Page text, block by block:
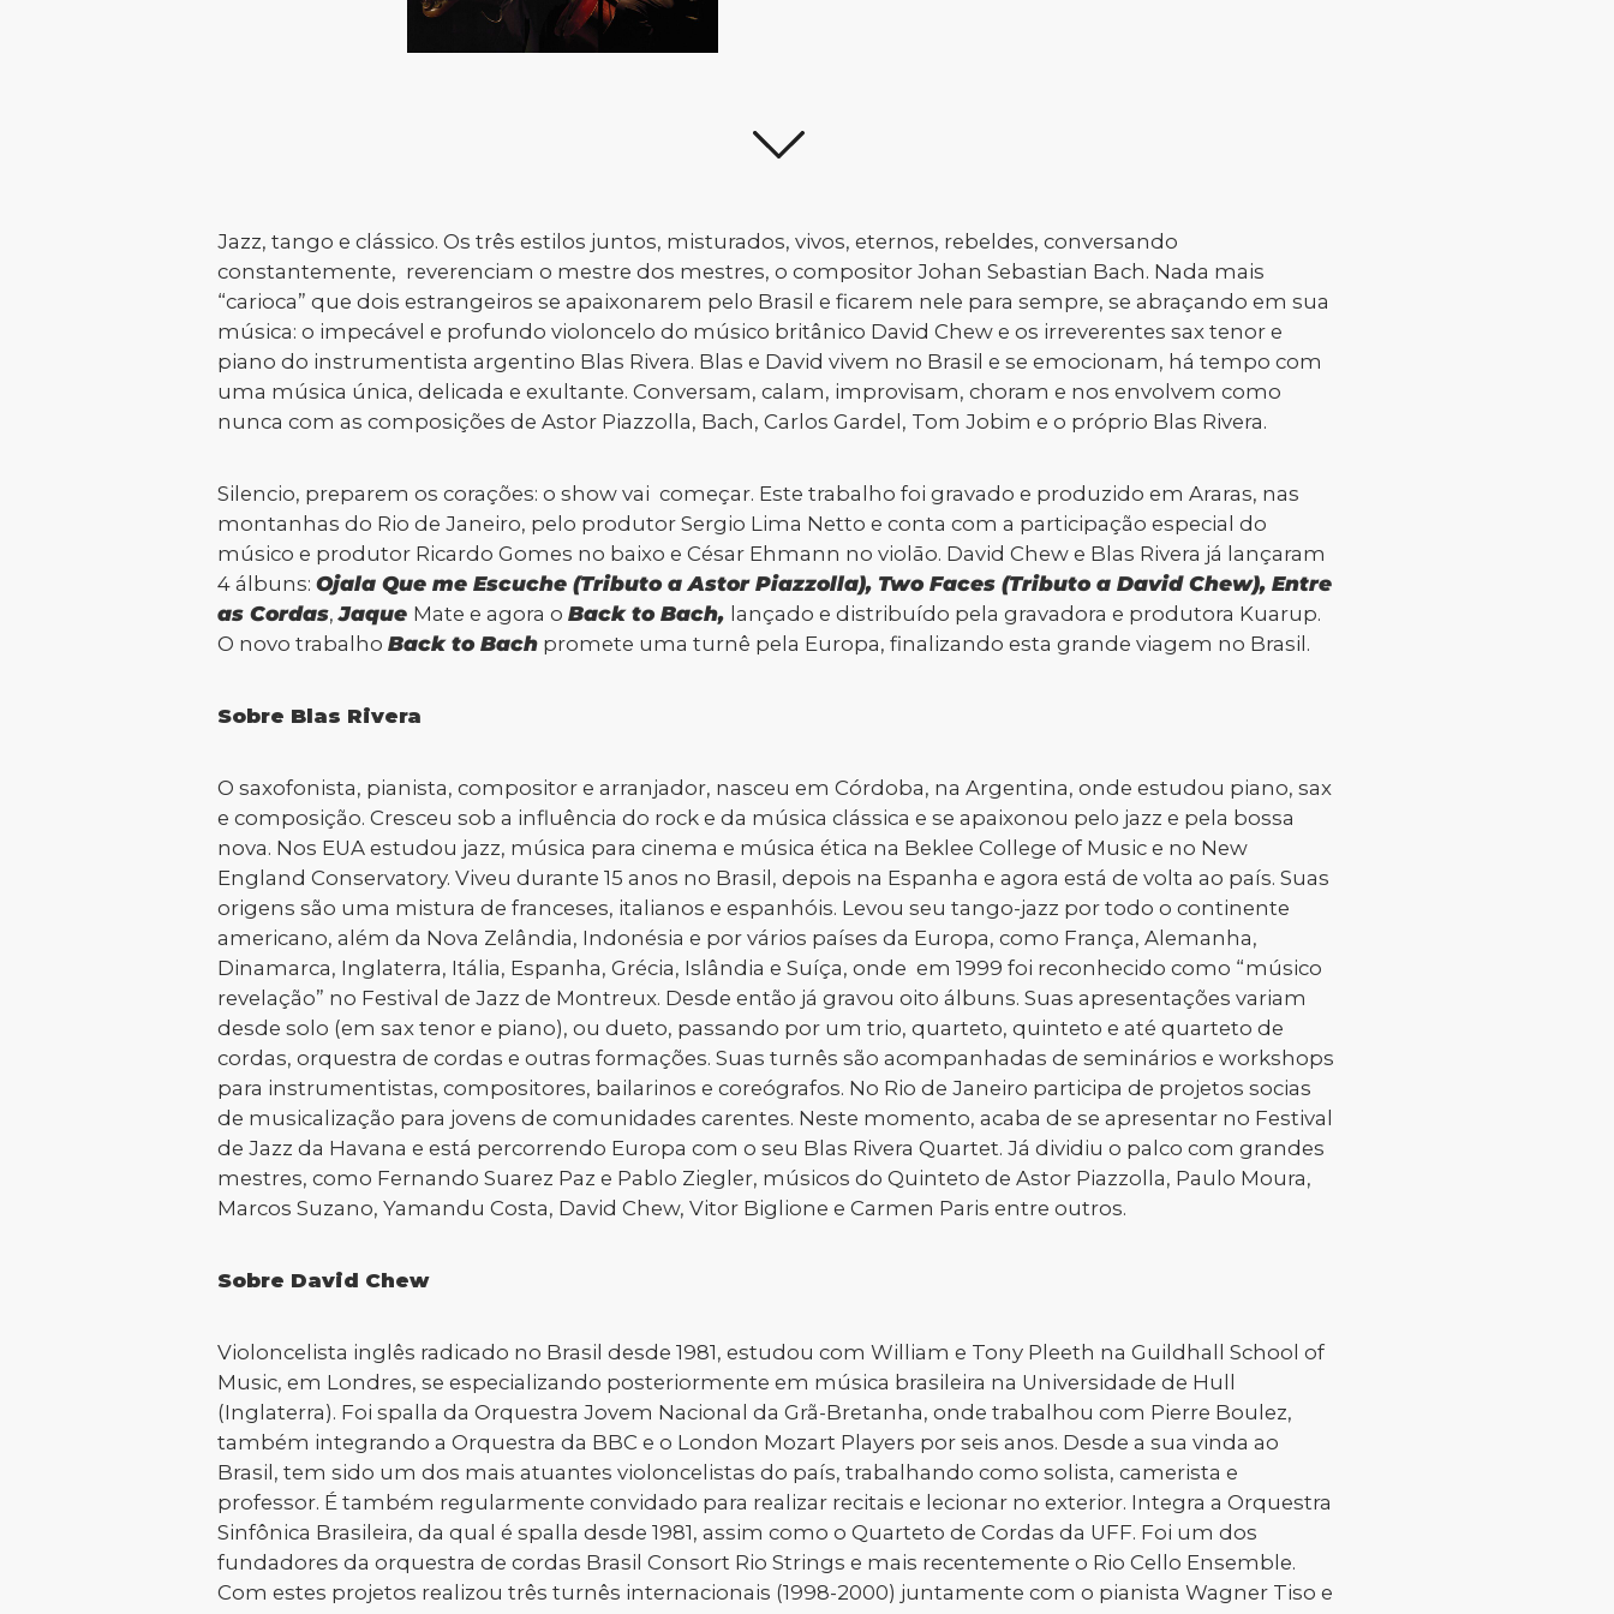
Jazz, tango e clássico. Os três estilos juntos, misturados, vivos, eternos, rebeldes, conversando
constantemente, reverenciam o mestre dos mestres, o compositor Johan Sebastian Bach. Nada mais
“carioca” que dois estrangeiros se apaixonarem pelo Brasil e ficarem nele para sempre, se abraçando em sua
música: o impecável e profundo violoncelo do músico britânico David Chew e os irreverentes sax tenor e
piano do instrumentista argentino Blas Rivera. Blas e David vivem no Brasil e se emocionam, há tempo com
uma música única, delicada e exultante. Conversam, calam, improvisam, choram e nos envolvem como
nunca com as composições de Astor Piazzolla, Bach, Carlos Gardel, Tom Jobim e o próprio Blas Rivera.
Silencio, preparem os corações: o show vai começar. Este trabalho foi gravado e produzido em Araras, nas
montanhas do Rio de Janeiro, pelo produtor Sergio Lima Netto e conta com a participação especial do
músico e produtor Ricardo Gomes no baixo e César Ehmann no violāo. David Chew e Blas Rivera já lançaram
4 álbuns:Ojala Que me Escuche (Tributo a Astor Piazzolla), Two Faces (Tributo a David Chew), Entre
as Cordas,Jaque Mate e agora oBack to Bach, lançado e distribuído pela gravadora e produtora Kuarup.
O novo trabalhoBack to Bach promete uma turnê pela Europa, finalizando esta grande viagem no Brasil.
Sobre Blas Rivera
O saxofonista, pianista, compositor e arranjador, nasceu em Córdoba, na Argentina, onde estudou piano, sax
e composição. Cresceu sob a influência do rock e da música clássica e se apaixonou pelo jazz e pela bossa
nova. Nos EUA estudou jazz, música para cinema e música ética na Beklee College of Music e no New
England Conservatory. Viveu durante 15 anos no Brasil, depois na Espanha e agora está de volta ao país. Suas
origens são uma mistura de franceses, italianos e espanhóis. Levou seu tango-jazz por todo o continente
americano, além da Nova Zelândia, Indonésia e por vários países da Europa, como França, Alemanha,
Dinamarca, Inglaterra, Itália, Espanha, Grécia, Islândia e Suíça, onde em 1999 foi reconhecido como “músico
revelação” no Festival de Jazz de Montreux. Desde então já gravou oito álbuns. Suas apresentações variam
desde solo (em sax tenor e piano), ou dueto, passando por um trio, quarteto, quinteto e até quarteto de
cordas, orquestra de cordas e outras formações. Suas turnês são acompanhadas de seminários e workshops
para instrumentistas, compositores, bailarinos e coreógrafos. No Rio de Janeiro participa de projetos socias
de musicalização para jovens de comunidades carentes. Neste momento, acaba de se apresentar no Festival
de Jazz da Havana e está percorrendo Europa com o seu Blas Rivera Quartet. Já dividiu o palco com grandes
mestres, como Fernando Suarez Paz e Pablo Ziegler, músicos do Quinteto de Astor Piazzolla, Paulo Moura,
Marcos Suzano, Yamandu Costa, David Chew, Vitor Biglione e Carmen Paris entre outros.
Sobre David Chew
Violoncelista inglês radicado no Brasil desde 1981, estudou com William e Tony Pleeth na Guildhall School of
Music, em Londres, se especializando posteriormente em música brasileira na Universidade de Hull
(Inglaterra). Foi spalla da Orquestra Jovem Nacional da Grã-Bretanha, onde trabalhou com Pierre Boulez,
também integrando a Orquestra da BBC e o London Mozart Players por seis anos. Desde a sua vinda ao
Brasil, tem sido um dos mais atuantes violoncelistas do país, trabalhando como solista, camerista e
professor. É também regularmente convidado para realizar recitais e lecionar no exterior. Integra a Orquestra
Sinfônica Brasileira, da qual é spalla desde 1981, assim como o Quarteto de Cordas da UFF. Foi um dos
fundadores da orquestra de cordas Brasil Consort Rio Strings e mais recentemente o Rio Cello Ensemble.
Com estes projetos realizou três turnês internacionais (1998-2000) juntamente com o pianista Wagner Tiso e